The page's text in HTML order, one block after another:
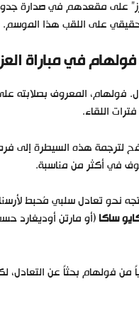
على مقعدهم في صدارة
على اللقب هذا الموسم.
في مباراة
فولهام، المعروف بصلابته
اللقاء.
لترجمة هذه السيطرة إلى
في أكثر من مناسبة.
ساكا(أو مارتن أوديغارد
فولهام بحثاً عن التعادل،